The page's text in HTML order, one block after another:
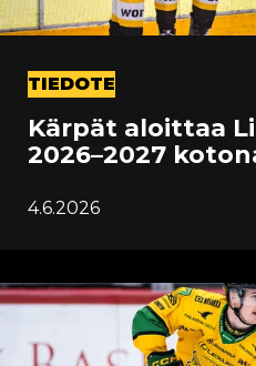
TIEDOTE
Kärpät aloittaa
2026–2027
4.6.2026